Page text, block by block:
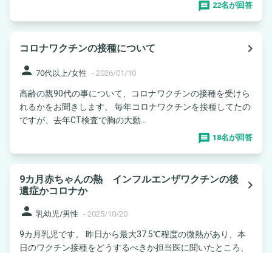
22名が回答
コロナワクチンの接種について
navigate_next
person 70代以上/女性 - 2026/01/10
高齢の親90代の事について、コロナワクチンの接種を受けら
れるかをお聞きします、 毎年コロナワクチンを接種してたの
ですが、去年CT検査で胸の大動...
18名が回答
9カ月赤ちゃんの熱 インフルエンザワクチンの後
遺症かコロナか
navigate_next
person 乳幼児/男性 - 2025/10/20
9カ月乳児です。 昨日から最大37.5℃程度の微熱があり、本
日のワクチン接種をどうするべきか担当医に聞いたところ、